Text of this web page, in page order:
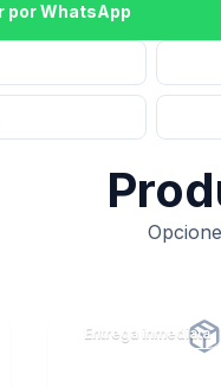
por WhatsApp
Entrega inmediata